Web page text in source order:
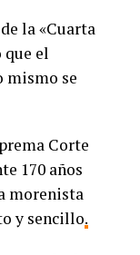
la «Cuarta
que el
mismo se
Corte
170 años
morenista
y sencillo.